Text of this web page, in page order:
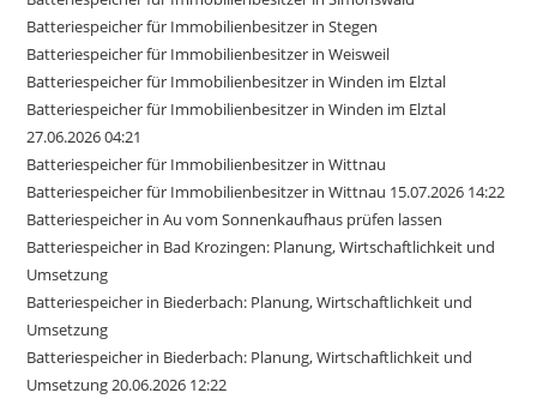
Batteriespeicher für Immobilienbesitzer in Stegen
Batteriespeicher für Immobilienbesitzer in Weisweil
Batteriespeicher für Immobilienbesitzer in Winden im Elztal
Batteriespeicher für Immobilienbesitzer in Winden im Elztal
27.06.2026 04:21
Batteriespeicher für Immobilienbesitzer in Wittnau
Batteriespeicher für Immobilienbesitzer in Wittnau 15.07.2026 14:22
Batteriespeicher in Au vom Sonnenkaufhaus prüfen lassen
Batteriespeicher in Bad Krozingen: Planung, Wirtschaftlichkeit und
Umsetzung
Batteriespeicher in Biederbach: Planung, Wirtschaftlichkeit und
Umsetzung
Batteriespeicher in Biederbach: Planung, Wirtschaftlichkeit und
Umsetzung 20.06.2026 12:22